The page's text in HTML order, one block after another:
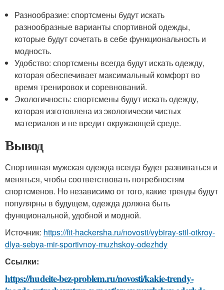
Разнообразие: спортсмены будут искать
разнообразные варианты спортивной одежды,
которые будут сочетать в себе функциональность и
модность.
Удобство: спортсмены всегда будут искать одежду,
которая обеспечивает максимальный комфорт во
время тренировок и соревнований.
Экологичность: спортсмены будут искать одежду,
которая изготовлена из экологически чистых
материалов и не вредит окружающей среде.
Вывод
Спортивная мужская одежда всегда будет развиваться и
меняться, чтобы соответствовать потребностям
спортсменов. Но независимо от того, какие тренды будут
популярны в будущем, одежда должна быть
функциональной, удобной и модной.
Источник: https://fit-hackersha.ru/novosti/vybiray-stil-otkroy-
dlya-sebya-mir-sportivnoy-muzhskoy-odezhdy
Ссылки:
https://hudeite-bez-problem.ru/novosti/kakie-trendy-